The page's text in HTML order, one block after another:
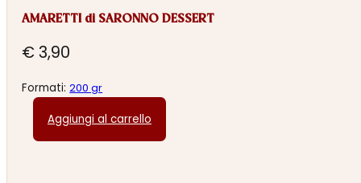
AMARETTI di SARONNO DESSERT
€3,90
Formati:200 gr
Aggiungi al carrello